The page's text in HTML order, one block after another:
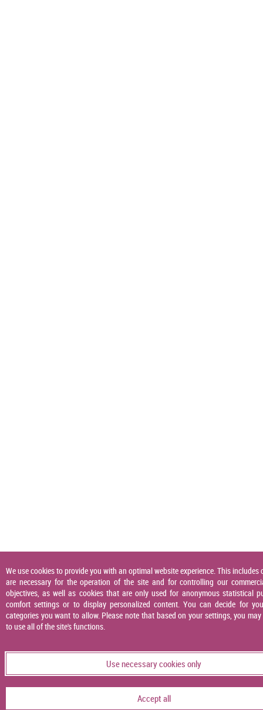
We use cookies to provide you with an optimal website experience. This includes
are necessary for the operation of the site and for controlling our
objectives, as well as cookies that are only used for anonymous statistical
comfort settings or to display personalized content. You can decide for
categories you want to allow. Please note that based on your settings, you
to use all of the site's functions.
Use necessary cookies only
Accept all